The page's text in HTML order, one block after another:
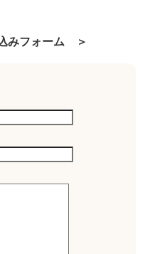
みフォーム ＞